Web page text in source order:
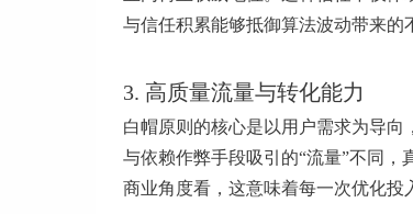
与信任积累能够抵御算法波动带来的
3. 高质量流量与转化能力
白帽原则的核心是以用户需求为导向
与依赖作弊手段吸引的“流量”不同
商业角度看，这意味着每一次优化投